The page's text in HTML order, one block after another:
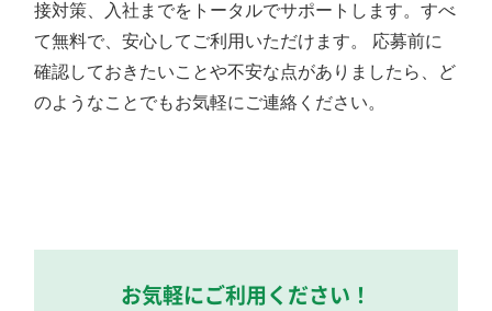
接対策、入社までをトータルでサポートします。すべ
て無料で、安心してご利用いただけます。 応募前に
確認しておきたいことや不安な点がありましたら、ど
のようなことでもお気軽にご連絡ください。
お気軽にご利用ください！